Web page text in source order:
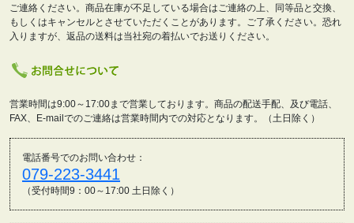
ご連絡ください。商品在庫が不足している場合はご連絡の上、同等品と交換、
もしくはキャンセルとさせていただくことがあります。ご了承ください。恐れ
入りますが、返品の送料は当社宛の着払いでお送りください。
営業時間は9:00～17:00まで営業しております。商品の配送手配、及び電話、
FAX、E-mailでのご連絡は営業時間内での対応となります。（土日除く）
電話番号でのお問い合わせ：
079-223-3441
（受付時間9：00～17:00 土日除く）